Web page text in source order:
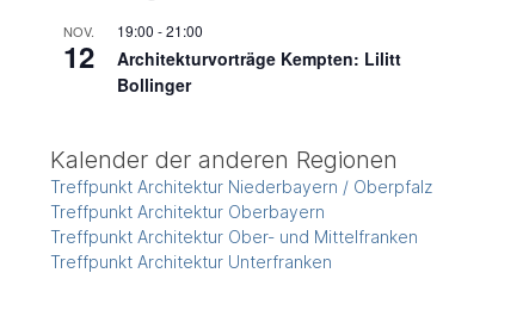
NOV.
12
19:00 -21:00
Architekturvorträge Kempten: Lilitt
Bollinger
Kalender der anderen Regionen
Treffpunkt Architektur Niederbayern / Oberpfalz
Treffpunkt Architektur Oberbayern
Treffpunkt Architektur Ober- und Mittelfranken
Treffpunkt Architektur Unterfranken